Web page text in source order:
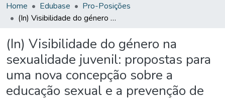
Home Edubase
Pro-Posições
(In) Visibilidade do género na sexualidade juvenil: propostas para uma nova concepção sobre a educação sexual e a prevenção de comportamentos sexuais de risco
(In) Visibilidade do género na
sexualidade juvenil: propostas para
uma nova concepção sobre a
educação sexual e a prevenção de